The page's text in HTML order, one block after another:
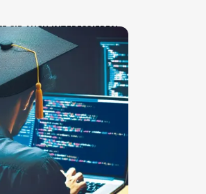
SIE AUCH INTERESSIEREN: